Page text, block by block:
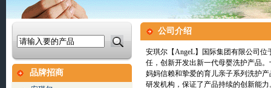
品牌招商
公司介绍
安琪尔【AngeL】国际集团有限公司
任，创新开发出新一代母婴洗护产品
妈妈信赖和挚爱的育儿亲子系列洗护
研发机构，保证了产品持续的创新能力